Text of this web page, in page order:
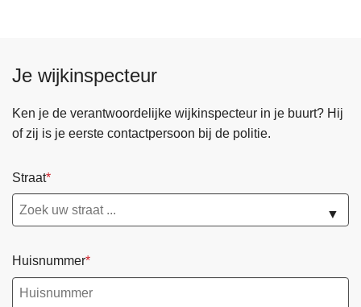
Je wijkinspecteur
Ken je de verantwoordelijke wijkinspecteur in je buurt? Hij
of zij is je eerste contactpersoon bij de politie.
Straat
▼
Huisnummer